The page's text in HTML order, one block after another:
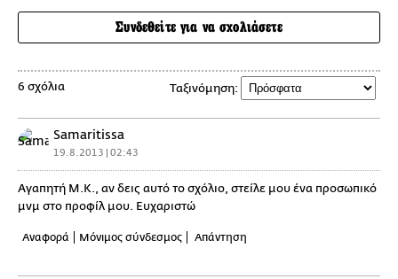
Συνδεθείτε για να σχολιάσετε
6 σχόλια Ταξινόμηση:
Samaritissa
19.8.2013 | 02:43
Αγαπητή Μ.Κ., αν δεις αυτό το σχόλιο, στείλε μου ένα προσωπικό
μνμ στο προφίλ μου. Ευχαριστώ
Αναφορά Μόνιμος σύνδεσμος Απάντηση